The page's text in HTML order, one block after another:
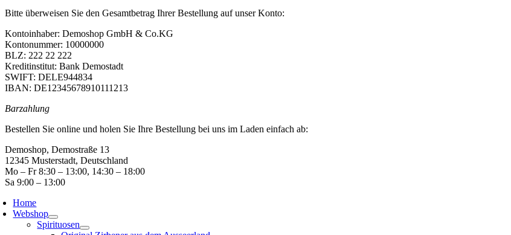
Bitte überweisen Sie den Gesamtbetrag Ihrer Bestellung auf unser Konto:
Kontoinhaber: Demoshop GmbH & Co.KG
Kontonummer: 10000000
BLZ: 222 22 222
Kreditinstitut: Bank Demostadt
SWIFT: DELE944834
IBAN: DE12345678910111213
Barzahlung
Bestellen Sie online und holen Sie Ihre Bestellung bei uns im Laden einfach ab:
Demoshop, Demostraße 13
12345 Musterstadt, Deutschland
Mo – Fr 8:30 – 13:00, 14:30 – 18:00
Sa 9:00 – 13:00
Home
Webshop
Spirituosen